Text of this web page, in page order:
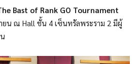
Bast of Rank GO Tournament
น ณ Hall ชั้น 4 เซ็นทรัลพระราม 2​ มีผู้